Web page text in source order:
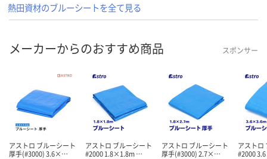
熱田資材のブルーシートを全て見る
メーカーからのおすすめ商品 スポンサー
アストロ ブルーシート
厚手(#3000) 3.6×…
アストロ ブルーシート
#2000 1.8×1.8m …
アストロ ブルーシート
厚手(#3000) 2.7×…
アストロ
#2000